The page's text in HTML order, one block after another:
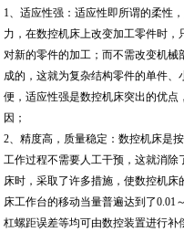
1、适应性强：适应性即所谓的柔性
力，在数控机床上改变加工零件时
对新的零件的加工；而不需改变机
成的，这就为复杂结构零件的单件
便，适应性强是数控机床突出的优
因；
2、精度高，质量稳定：数控机床是
工作过程不需要人工干预，这就消
床时，采取了许多措施，使数控机
床工作台的移动当量普遍达到了0.01
杠螺距误差等均可由数控装置进行